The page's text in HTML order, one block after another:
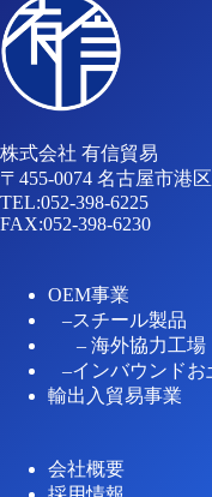
株式会社 有信貿易
〒455-0074 名古屋市港
TEL:052-398-6225
FAX:052-398-6230
OEM事業
–スチール製品
– 海外協力工場
–インバウンドお
輸出入貿易事業
会社概要